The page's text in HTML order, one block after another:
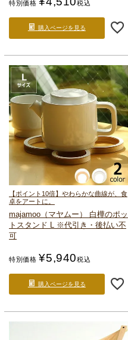
特別価格 税込
購入ページを見る
【ポイント10倍】やわらかな曲線が、食
卓をアートに。
majamoo（マヤムー） 白樺のポッ
トスタンド L ※代引き・後払い不
可
特別価格 ¥5,940税込
購入ページを見る